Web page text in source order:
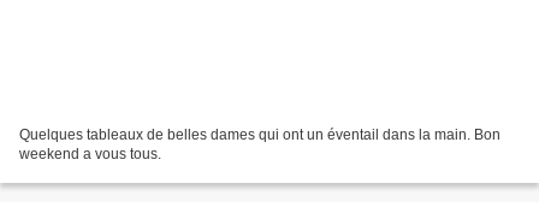
Quelques tableaux de belles dames qui ont un éventail dans la main. Bon
weekend a vous tous.